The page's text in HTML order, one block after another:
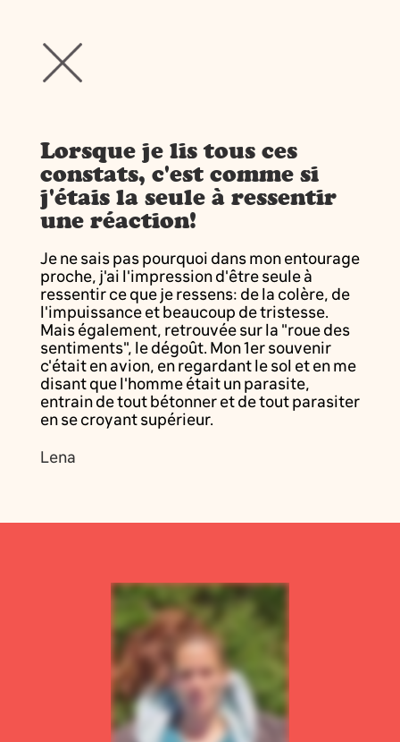
Lorsque je lis tous ces
constats, c'est comme si
j'étais la seule à ressentir
une réaction!
Je ne sais pas pourquoi dans mon entourage
proche, j'ai l'impression d'être seule à
ressentir ce que je ressens: de la colère, de
l'impuissance et beaucoup de tristesse.
Mais également, retrouvée sur la "roue des
sentiments", le dégoût. Mon 1er souvenir
c'était en avion, en regardant le sol et en me
disant que l'homme était un parasite,
entrain de tout bétonner et de tout parasiter
en se croyant supérieur.
Lena